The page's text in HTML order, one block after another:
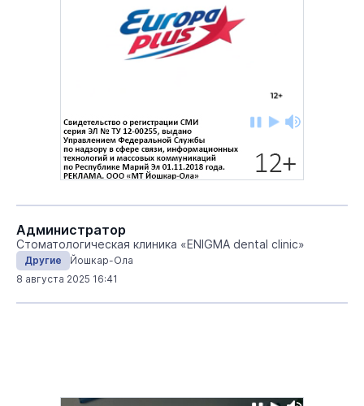
Администратор
Стоматологическая клиника «ENIGMA dental clinic»
Другие
Йошкар-Ола
8 августа 2025 16:41